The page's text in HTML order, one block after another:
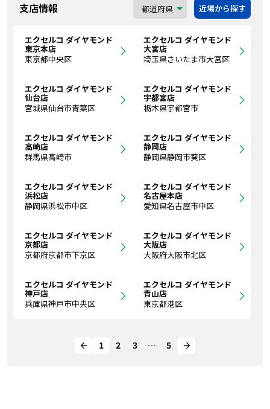
支店情報 近場から探す
エクセルコ ダイヤモンド
東京本店
東京都中央区
エクセルコ ダイヤモンド
大宮店
埼玉県さいたま市大宮区
エクセルコ ダイヤモンド
仙台店
宮城県仙台市青葉区
エクセルコ ダイヤモンド
宇都宮店
栃木県宇都宮市
エクセルコ ダイヤモンド
高崎店
群馬県高崎市
エクセルコ ダイヤモンド
静岡店
静岡県静岡市葵区
エクセルコ ダイヤモンド
浜松店
静岡県浜松市中区
エクセルコ ダイヤモンド
名古屋本店
愛知県名古屋市中区
エクセルコ ダイヤモンド
京都店
京都府京都市下京区
エクセルコ ダイヤモンド
大阪店
大阪府大阪市北区
エクセルコ ダイヤモンド
神戸店
兵庫県神戸市中央区
エクセルコ ダイヤモンド
青山店
東京都港区
1 2 3 … 5